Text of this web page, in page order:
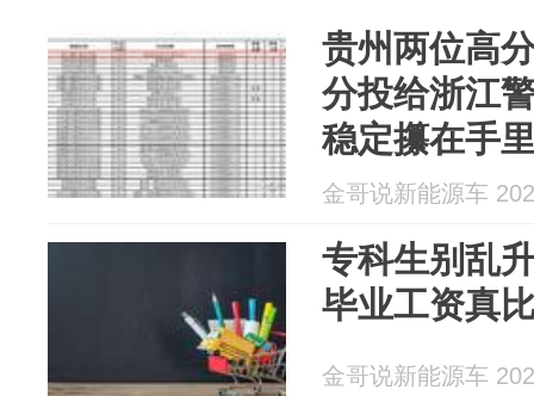
贵州两位高
分投给浙江
稳定攥在手
金哥说新能源车
专科生别乱
毕业工资真
金哥说新能源车